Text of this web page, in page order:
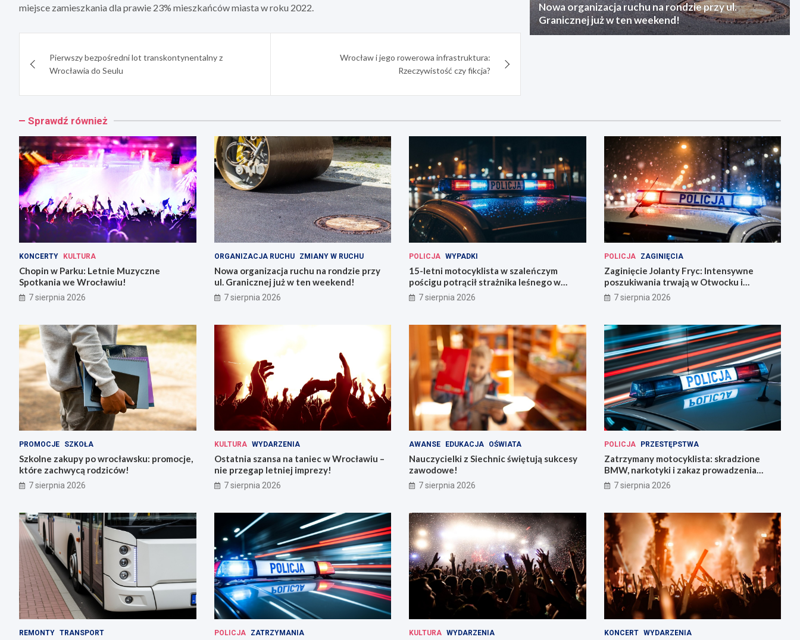
miejsce zamieszkania dla prawie 23% mieszkańców miasta w roku 2022.
wpisuPierwszy bezpośredni lot transkontynentalny z
Wrocławia do Seulu
Wrocław i jego rowerowa infrastruktura:
Rzeczywistość czy fikcja?
Nowa organizacja ruchu na rondzie przy ul.
Granicznej już w ten weekend!
Sprawdź również
KONCERTY KULTURA
Chopin w Parku: Letnie Muzyczne
Spotkania we Wrocławiu!
7 sierpnia 2026
ORGANIZACJA RUCHU ZMIANY W RUCHU
Nowa organizacja ruchu na rondzie przy
ul. Granicznej już w ten weekend!
7 sierpnia 2026
POLICJA WYPADKI
15-letni motocyklista w szaleńczym
pościgu potrącił strażnika leśnego w
Lwówku Śląskim
7 sierpnia 2026
POLICJA ZAGINIĘCIA
Zaginięcie Jolanty Fryc: Intensywne
poszukiwania trwają w Otwocku i
Wrocławiu
7 sierpnia 2026
PROMOCJE SZKOŁA
Szkolne zakupy po wrocławsku: promocje,
które zachwycą rodziców!
7 sierpnia 2026
KULTURA WYDARZENIA
Ostatnia szansa na taniec w Wrocławiu –
nie przegap letniej imprezy!
7 sierpnia 2026
AWANSE EDUKACJA OŚWIATA
Nauczycielki z Siechnic świętują sukcesy
zawodowe!
7 sierpnia 2026
POLICJA PRZESTĘPSTWA
Zatrzymany motocyklista: skradzione
BMW, narkotyki i zakaz prowadzenia
pojazdów
7 sierpnia 2026
REMONTY TRANSPORT POLICJA ZATRZYMANIA KULTURA WYDARZENIA KONCERT WYDARZENIA